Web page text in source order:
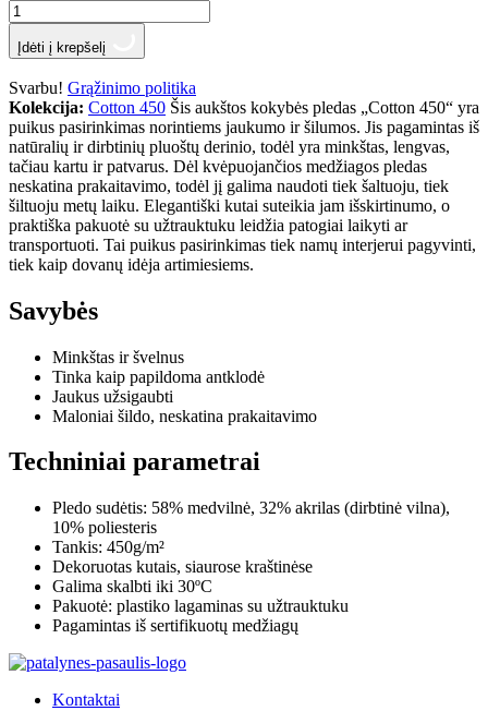
Įdėti į krepšelį
Svarbu! Grąžinimo politika
Kolekcija: Cotton 450 Šis aukštos kokybės pledas „Cotton 450“ yra
puikus pasirinkimas norintiems jaukumo ir šilumos. Jis pagamintas iš
natūralių ir dirbtinių pluoštų derinio, todėl yra minkštas, lengvas,
tačiau kartu ir patvarus. Dėl kvėpuojančios medžiagos pledas
neskatina prakaitavimo, todėl jį galima naudoti tiek šaltuoju, tiek
šiltuoju metų laiku. Elegantiški kutai suteikia jam išskirtinumo, o
praktiška pakuotė su užtrauktuku leidžia patogiai laikyti ar
transportuoti. Tai puikus pasirinkimas tiek namų interjerui pagyvinti,
tiek kaip dovanų idėja artimiesiems.
Savybės
Minkštas ir švelnus
Tinka kaip papildoma antklodė
Jaukus užsigaubti
Maloniai šildo, neskatina prakaitavimo
Techniniai parametrai
Pledo sudėtis: 58% medvilnė, 32% akrilas (dirbtinė vilna),
10% poliesteris
Tankis: 450g/m²
Dekoruotas kutais, siaurose kraštinėse
Galima skalbti iki 30ºC
Pakuotė: plastiko lagaminas su užtrauktuku
Pagamintas iš sertifikuotų medžiagų
Kontaktai